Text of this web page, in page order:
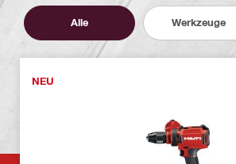
Alle Werkzeuge
NEU